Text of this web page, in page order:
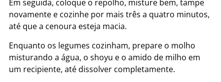
Em seguida, coloque o repolho, misture bem, tampe
novamente e cozinhe por mais três a quatro minutos,
até que a cenoura esteja macia.
Enquanto os legumes cozinham, prepare o molho
misturando a água, o shoyu e o amido de milho em
um recipiente, até dissolver completamente.